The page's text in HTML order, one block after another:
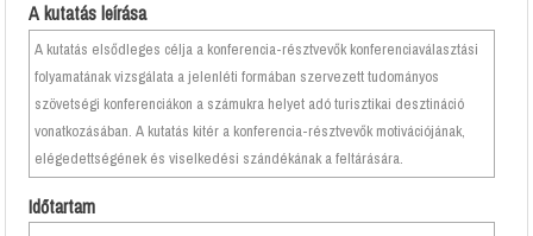
A kutatás leírása
A kutatás elsődleges célja a konferencia-résztvevők konferenciaválasztási
folyamatának vizsgálata a jelenléti formában szervezett tudományos
szövetségi konferenciákon a számukra helyet adó turisztikai desztináció
vonatkozásában. A kutatás kitér a konferencia-résztvevők motivációjának,
elégedettségének és viselkedési szándékának a feltárására.
Időtartam